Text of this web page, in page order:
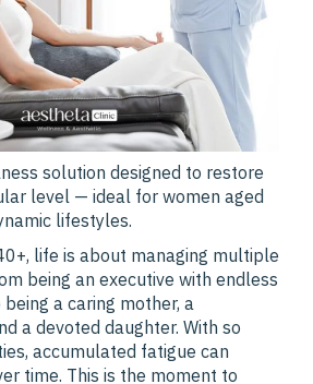
solution designed to restore
level — ideal for women aged
lifestyles.
life is about managing multiple
being an executive with endless
a caring mother, a
a devoted daughter. With so
accumulated fatigue can
time. This is the moment to